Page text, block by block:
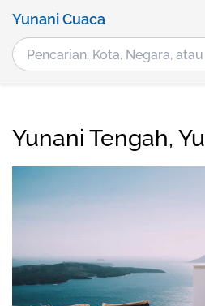
Yunani Cuaca
Yunani Tengah,